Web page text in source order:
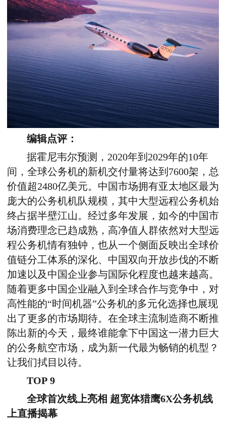
编辑点评：
据霍尼韦尔预测，2020年到2029年的10年
间，全球公务机的新机交付量将达到7600架，总
价值超2480亿美元。中国市场拥有亚太地区最为
庞大的公务机机队规模，其中大型远程公务机始
终占据半壁江山。经过多年发展，如今的中国市
场消费理念已趋成熟，高净值人群依然对大型远
程公务机情有独钟，也从一个侧面反映出全球价
值链分工体系的深化、中国双向开放步伐的不断
加速以及中国企业参与国际化程度也越来越高。
随着更多中国企业融入到全球合作与竞争中，对
高性能的“时间机器”公务机的多元化选择也展现
出了更多的市场期待。在全球主流制造商不断推
陈出新的今天，最终谁能拿下中国这一潜力巨大
的公务航空市场，成为新一代最为畅销的机型？
让我们拭目以待。
TOP 9
全球首次线上亮相 超宽体猎鹰6X公务机线
上直播揭幕